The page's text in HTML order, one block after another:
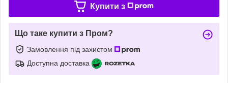
Купити з
Що таке купити з Пром?
Замовлення під захистом
Доступна доставка